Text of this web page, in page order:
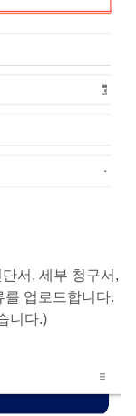
서, 세부 청구서,
를 업로드합니다.
니다.)